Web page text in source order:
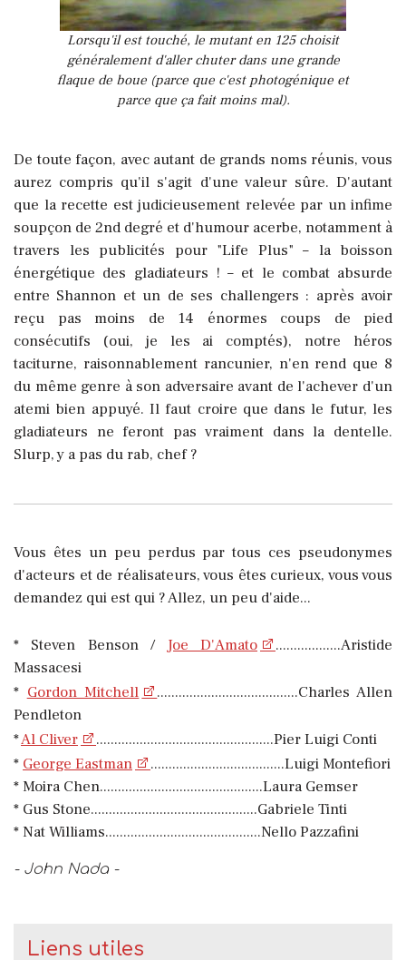
Lorsqu'il est touché, le mutant en 125 choisit
généralement d'aller chuter dans une grande
flaque de boue (parce que c'est photogénique et
parce que ça fait moins mal).
De toute façon, avec autant de grands noms réunis, vous
aurez compris qu'il s'agit d'une valeur sûre. D'autant
que la recette est judicieusement relevée par un infime
soupçon de 2nd degré et d'humour acerbe, notamment à
travers les publicités pour "Life Plus" – la boisson
énergétique des gladiateurs ! – et le combat absurde
entre Shannon et un de ses challengers : après avoir
reçu pas moins de 14 énormes coups de pied
consécutifs (oui, je les ai comptés), notre héros
taciturne, raisonnablement rancunier, n'en rend que 8
du même genre à son adversaire avant de l'achever d'un
atemi bien appuyé. Il faut croire que dans le futur, les
gladiateurs ne feront pas vraiment dans la dentelle.
Slurp, y a pas du rab, chef ?
Vous êtes un peu perdus par tous ces pseudonymes
d'acteurs et de réalisateurs, vous êtes curieux, vous vous
demandez qui est qui ? Allez, un peu d'aide...
* Steven Benson /Joe D'Amato
..................Aristide
Massacesi
* Gordon Mitchell
.......................................Charles Allen
Pendleton
*Al Cliver
.................................................Pier Luigi Conti
* George Eastman
.....................................Luigi Montefiori
* Moira Chen.............................................Laura Gemser
* Gus Stone..............................................Gabriele Tinti
* Nat Williams...........................................Nello Pazzafini
- John Nada -
Liens utiles